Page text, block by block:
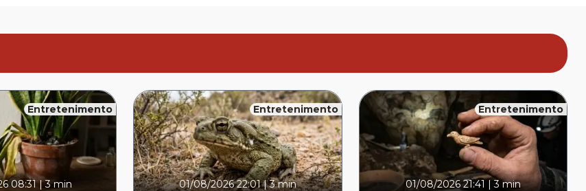
Entretenimento
08:31|3 min
Entretenimento
01/08/2026 22:01|3 min
Entretenimento
01/08/2026 21:41 |3 min